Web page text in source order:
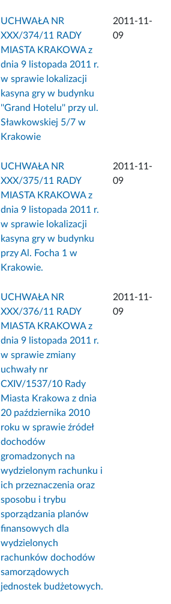
UCHWAŁA NR
XXX/374/11 RADY
MIASTA KRAKOWA z
dnia 9 listopada 2011 r.
w sprawie lokalizacji
kasyna gry w budynku
''Grand Hotelu'' przy ul.
Sławkowskiej 5/7 w
Krakowie
2011-11-
09
UCHWAŁA NR
XXX/375/11 RADY
MIASTA KRAKOWA z
dnia 9 listopada 2011 r.
w sprawie lokalizacji
kasyna gry w budynku
przy Al. Focha 1 w
Krakowie.
2011-11-
09
UCHWAŁA NR
XXX/376/11 RADY
MIASTA KRAKOWA z
dnia 9 listopada 2011 r.
w sprawie zmiany
uchwały nr
CXIV/1537/10 Rady
Miasta Krakowa z dnia
20 października 2010
roku w sprawie źródeł
dochodów
gromadzonych na
wydzielonym rachunku i
ich przeznaczenia oraz
sposobu i trybu
sporządzania planów
finansowych dla
wydzielonych
rachunków dochodów
samorządowych
jednostek budżetowych.
2011-11-
09